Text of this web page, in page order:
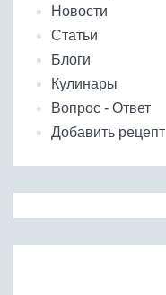
Новости
Статьи
Блоги
Кулинары
Вопрос - Ответ
Добавить рецепт